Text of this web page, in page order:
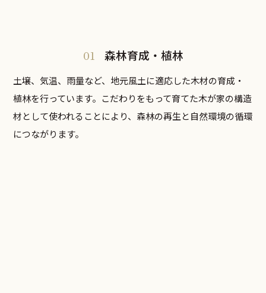
01 森林育成・植林
土壌、気温、雨量など、地元風土に適応した木材の育成・
植林を行っています。こだわりをもって育てた木が家の構造
材として使われることにより、森林の再生と自然環境の循環
につながります。